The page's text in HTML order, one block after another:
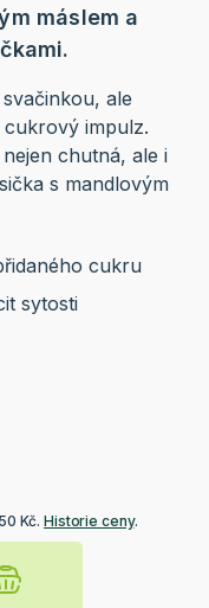
máslem a
ale
impulz.
chutná, ale i
s mandlovým
cukru
sytosti
Kč.Historie ceny.